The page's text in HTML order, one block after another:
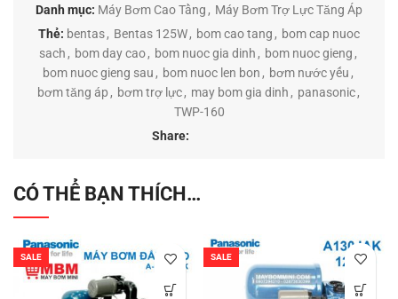
Danh mục: Máy Bơm Cao Tầng , Máy Bơm Trợ Lực Tăng Áp
Thẻ: bentas, Bentas 125W, bom cao tang , bom cap nuoc
sach , bom day cao, bom nuoc gia dinh , bom nuoc gieng ,
bom nuoc gieng sau , bom nuoc len bon , bơm nước yếu ,
bơm tăng áp , bơm trợ lực , may bom gia dinh , panasonic ,
TWP-160
Share:
CÓ THỂ BẠN THÍCH…
SALE SALE